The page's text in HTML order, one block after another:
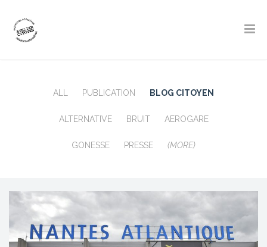
ALL PUBLICATION BLOG CITOYEN
ALTERNATIVE BRUIT AEROGARE
GONESSE PRESSE (MORE)